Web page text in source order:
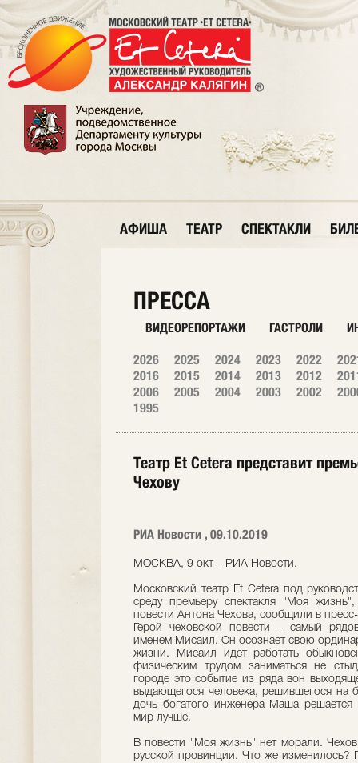
АФИША ТЕАТР СПЕКТАКЛИ
ПРЕССА
ВИДЕОРЕПОРТАЖИ ГАСТРОЛИ
2026 2025 2024 2023 2022
2016
2015 2014 2013 2012
2006
2005 2004 2003 2002
1995
Театр Et Cetera представит
Чехову
РИА Новости , 09.10.2019
МОСКВА, 9 окт – РИА Новости.
Московский театр Et Cetera под
среду премьеру спектакля "Моя
повести Антона Чехова, сообщили в
Герой чеховской повести – самый
именем Мисаил. Он осознает свою
жизни. Мисаил идет работать
физическим трудом заниматься не
городе это событие из ряда вон
выдающегося человека, решившегося на
дочь богатого инженера Маша решается
мир лучше.
В повести "Моя жизнь" нет морали.
русской провинции. Что же изменилось?